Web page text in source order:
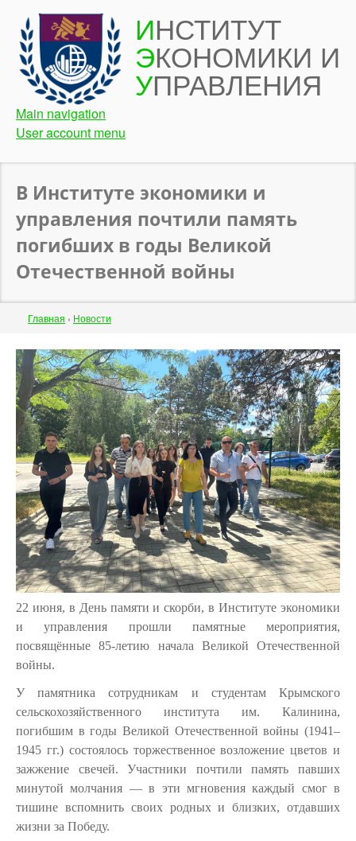
Перейти
основному
содержанию
ИНСТИТУТ
ЭКОНОМИКИ И
УПРАВЛЕНИЯ
Main navigation
User account menu
В Институте экономики и
управления почтили память
погибших в годы Великой
Отечественной войны
Строка
навигации
Главная › Новости
Back
to
top
22 июня, в День памяти и скорби, в Институте экономики
и управления прошли памятные мероприятия,
посвящённые 85-летию начала Великой Отечественной
войны.
У памятникасотрудникам и студентам Крымского
сельскохозяйственного института им. Калинина,
погибшим в годы Великой Отечественной войны (1941–
1945 гг.) состоялось торжественное возложение цветов и
зажжение свечей. Участники почтили память павших
минутой молчания — в эти мгновения каждый смог в
тишине вспомнить своих родных и близких, отдавших
жизни за Победу.